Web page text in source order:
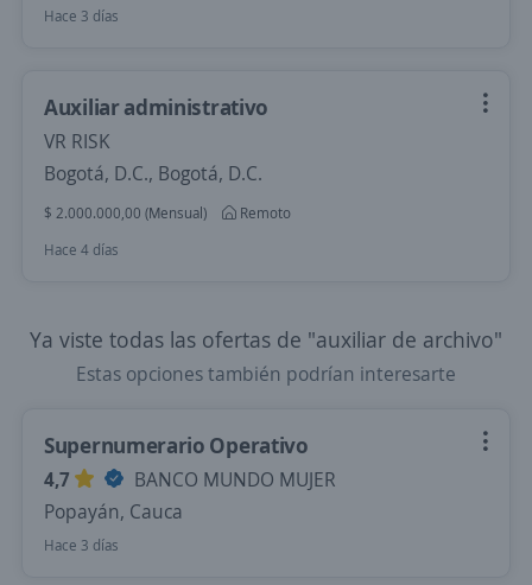
Hace 3 días
Auxiliar administrativo
VR RISK
Bogotá, D.C., Bogotá, D.C.
$ 2.000.000,00 (Mensual)
Remoto
Hace 4 días
Ya viste todas las ofertas de "auxiliar de archivo"
Estas opciones también podrían interesarte
Supernumerario Operativo
4,7
BANCO MUNDO MUJER
Popayán, Cauca
Hace 3 días